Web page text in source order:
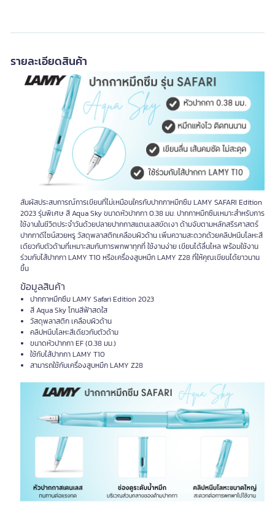
รายละเอียดสินค้า
สัมผัสประสบการณ์การเขียนที่ไม่เหมือนใครกับปากกาหมึกซึม LAMY SAFARI Edition
2023 รุ่นพิเศษ สี Aqua Sky ขนาดหัวปากกา 0.38 มม. ปากกาหมึกซึมเหมาะสำหรับการ
ใช้งานในชีวิตประจำวันด้วยปลายปากกาสแตนเลสขัดเงา ด้ามจับตามหลักสรีรศาสตร์
ปากกาดีไซน์สวยหรู วัสดุพลาสติกเคลือบผิวด้าน เพิ่มความสะดวกด้วยคลิปหนีบโลหะสี
เดียวกับตัวด้ามที่เหมาะสมกับการพกพาทุกที่ ใช้งานง่าย เขียนได้ลื่นไหล พร้อมใช้งาน
ร่วมกับไส้ปากกา LAMY T10 หรือเครื่องสูบหมึก LAMY Z28 ที่ให้คุณเขียนได้ยาวนาน
ขึ้น
ข้อมูลสินค้า
ปากกาหมึกซึม LAMY Safari Edition 2023
สี Aqua Sky โทนสีฟ้าสดใส
วัสดุพลาสติก เคลือบผิวด้าน
คลิปหนีบโลหะสีเดียวกับตัวด้าม
ขนาดหัวปากกา EF (0.38 มม.)
ใช้กับไส้ปากกา LAMY T10
สามารถใช้กับเครื่องสูบหมึก LAMY Z28